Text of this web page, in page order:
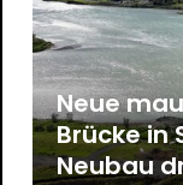
Neue
Brücke in
Neubau